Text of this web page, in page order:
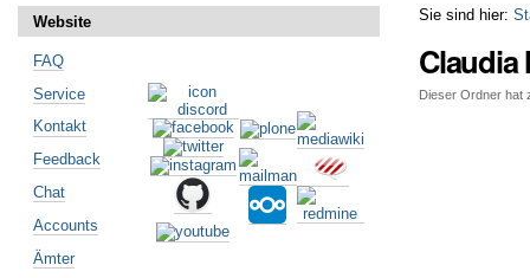
Sie sind hier:
Claudia
Dieser Ordner hat
Website
FAQ
Service
Kontakt
Feedback
Chat
Accounts
Ämter